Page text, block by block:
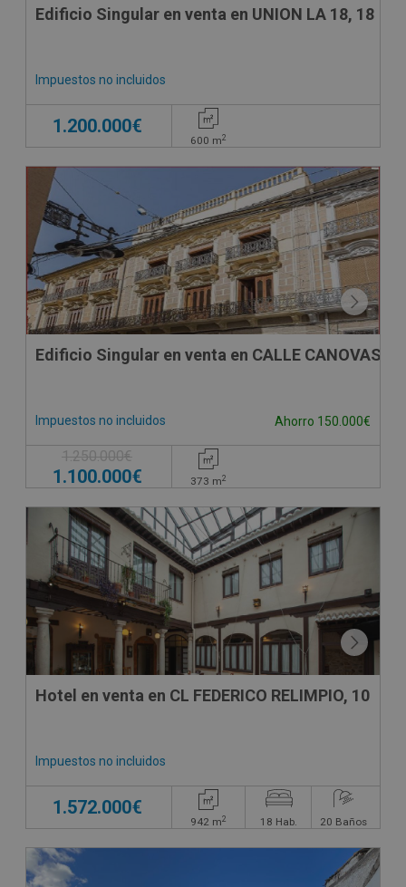
Edificio Singular en venta en UNION LA 18, 18
Impuestos no incluidos
1.200.000€
600 m2
Edificio Singular en venta en CALLE CANOVAS
Impuestos no incluidos Ahorro 150.000€
1.250.000€
1.100.000€ 373 m2
Hotel en venta en CL FEDERICO RELIMPIO, 10
Impuestos no incluidos
1.572.000€
942 m2 18 Hab. 20 Baños
DECO VIRTUAL